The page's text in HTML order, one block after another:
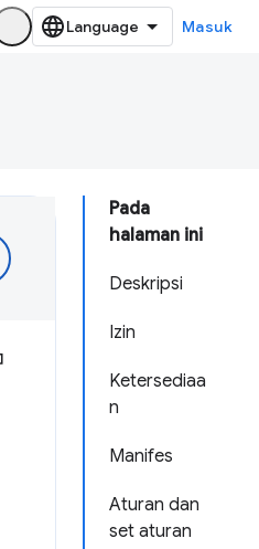
Masuk
Pada
halaman ini
Deskripsi
Izin
Ketersediaa
n
Manifes
Aturan dan
set aturan